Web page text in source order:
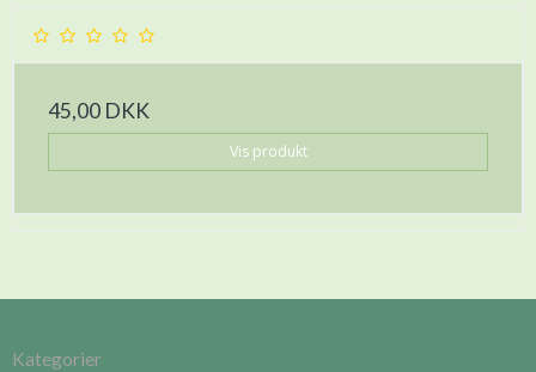
45,00 DKK
Vis produkt
Kategorier